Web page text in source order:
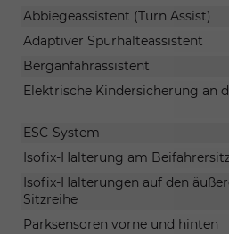
Abbiegeassistent (Turn Assist)
Adaptiver Spurhalteassistent
Berganfahrassistent
Elektrische Kindersicherung an
ESC-System
Isofix-Halterung am
Isofix-Halterungen auf den
Sitzreihe
Parksensoren vorne und hinten